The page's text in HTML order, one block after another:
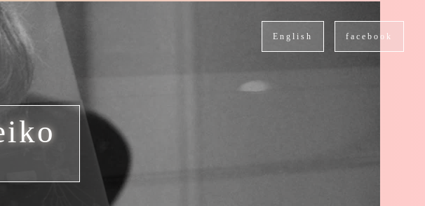
facebook
English